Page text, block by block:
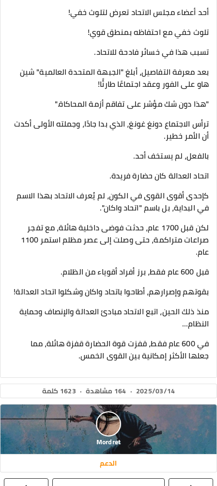
أحد أعضاء مجلس الاتحاد تعرض لتلوث خفي!
تلوث خفي مع احتفاظه بمنطق قوي!
تسبب هذا في خسائر فادحة للاتحاد.
بعد معرفة التفاصيل، أبلغ "الجبهة المتحدة العالمية" شين
هاو على الفور وعقد اجتماعًا طارئًا!
"هذا دون شك مؤشر على تفاقم أزمة المحاكاة."
ترأس الاجتماع دونغ غونغ، الذي بدا جادًا، وجملته الأولى أكدت
أن الأمر خطير.
بالفعل، لم يستخف أحد.
اتحاد العدالة كان حضارة فريدة.
كإحدى أقوى القوى في الكون، لم يُعرف الاتحاد بهذا الاسم
في البداية، بل باسم "اتحاد واكان".
لكن قبل 1700 عام، حدثت فوضى داخلية هائلة، مع تفجر
صراعات متراكمة، حتى وصلت إلى عصر مظلم استمر 1100
عام.
قبل 600 عام فقط، برز أفراد أقوياء من الظلام.
بقوتهم وإصرارهم، أطاحوا باتحاد واكان وشكلوا اتحاد العدالة!
منذ ذلك الحين، اتبع الاتحاد مبادئ العدالة والإنصاف وحماية
النظام...
في 600 عام فقط، قفزت قوة الحضارة قفزة هائلة، مما
جعلها الأكثر إمكانية بين القوى الخمس.
2025/03/14
· 164 مشاهدة · 1623 كلمة
Mordret
الدعم